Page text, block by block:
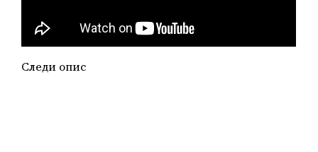
Следи опис